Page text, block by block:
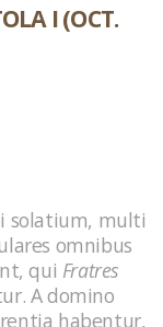
I (OCT.
solatium, multi
omnibus
qui Fratres
A domino
habentur,